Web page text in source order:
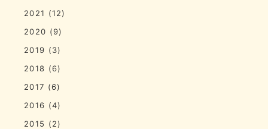
2021 (12)
2020 (9)
2019 (3)
2018 (6)
2017 (6)
2016 (4)
2015 (2)